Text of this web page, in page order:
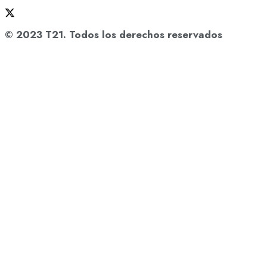
© 2023 T21. Todos los derechos reservados